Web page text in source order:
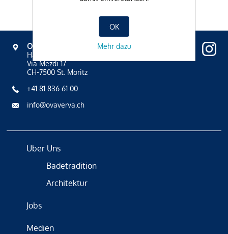
OVAVERVA
Hallenbad, Spa & Sportzentrum
Via Mezdi 17
CH-7500 St. Moritz
+41 81 836 61 00
info@ovaverva.ch
Über Uns
Badetradition
Architektur
Jobs
Medien
OK
Mehr dazu